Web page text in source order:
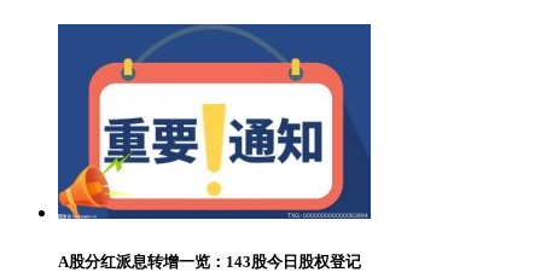
A股分红派息转增一览：143股今日股权登记